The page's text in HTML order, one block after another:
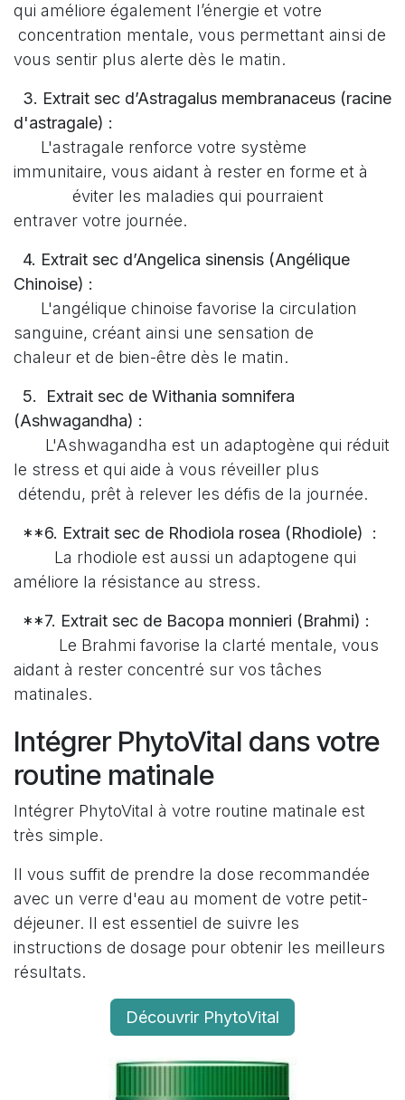
qui améliore également l’énergie et votre
concentration mentale, vous permettant ainsi de
vous sentir plus alerte dès le matin.
3. Extrait sec d’Astragalus membranaceus (racine
d'astragale) :
L'astragale renforce votre système
immunitaire, vous aidant à rester en forme et à
éviter les maladies qui pourraient
entraver votre journée.
4. Extrait sec d’Angelica sinensis (Angélique
Chinoise) :
L'angélique chinoise favorise la circulation
sanguine, créant ainsi une sensation de
chaleur et de bien-être dès le matin.
5. Extrait sec de Withania somnifera
(Ashwagandha) :
L'Ashwagandha est un adaptogène qui réduit
le stress et qui aide à vous réveiller plus
détendu, prêt à relever les défis de la journée.
**6. Extrait sec de Rhodiola rosea (Rhodiole) :
La rhodiole est aussi un adaptogene qui
améliore la résistance au stress.
**7. Extrait sec de Bacopa monnieri (Brahmi) :
Le Brahmi favorise la clarté mentale, vous
aidant à rester concentré sur vos tâches
matinales.
Intégrer PhytoVital dans votre
routine matinale
Intégrer PhytoVital à votre routine matinale est
très simple.
Il vous suffit de prendre la dose recommandée
avec un verre d'eau au moment de votre petit-
déjeuner. Il est essentiel de suivre les
instructions de dosage pour obtenir les meilleurs
résultats.
Découvrir PhytoVital